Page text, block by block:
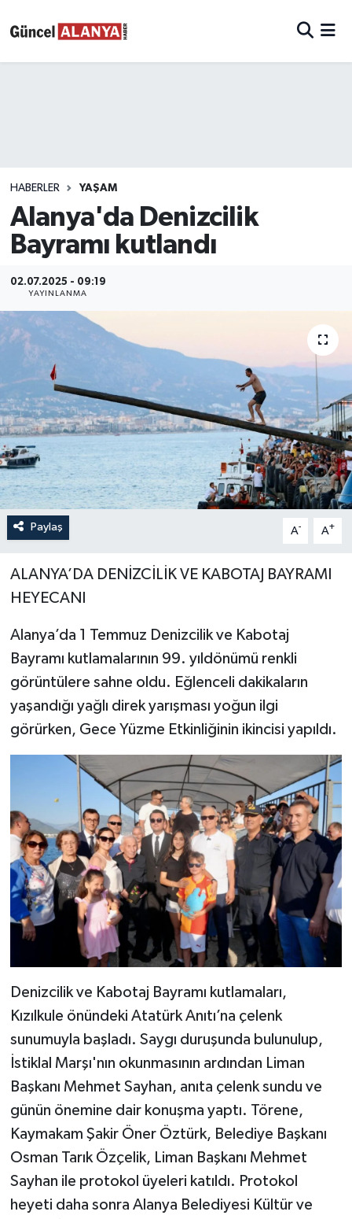
HABERLER YAŞAM
Alanya'da Denizcilik
Bayramı kutlandı
02.07.2025 - 09:19
YAYINLANMA
Paylaş A- A+
ALANYA’DA DENİZCİLİK VE KABOTAJ BAYRAMI
HEYECANI
Alanya’da 1 Temmuz Denizcilik ve Kabotaj
Bayramı kutlamalarının 99. yıldönümü renkli
görüntülere sahne oldu. Eğlenceli dakikaların
yaşandığı yağlı direk yarışması yoğun ilgi
görürken, Gece Yüzme Etkinliğinin ikincisi yapıldı.
Denizcilik ve Kabotaj Bayramı kutlamaları,
Kızılkule önündeki Atatürk Anıtı’na çelenk
sunumuyla başladı. Saygı duruşunda bulunulup,
İstiklal Marşı'nın okunmasının ardından Liman
Başkanı Mehmet Sayhan, anıta çelenk sundu ve
günün önemine dair konuşma yaptı. Törene,
Kaymakam Şakir Öner Öztürk, Belediye Başkanı
Osman Tarık Özçelik, Liman Başkanı Mehmet
Sayhan ile protokol üyeleri katıldı. Protokol
heyeti daha sonra Alanya Belediyesi Kültür ve